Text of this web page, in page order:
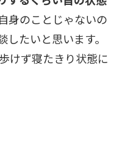
身のことじゃないの
たいと思います。
けず寝たきり状態に